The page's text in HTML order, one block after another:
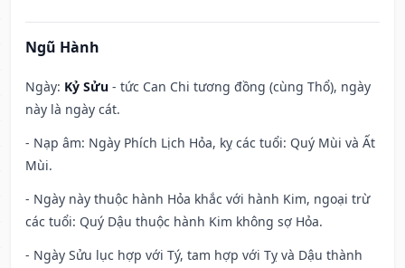
Ngũ Hành
Ngày: Kỷ Sửu - tức Can Chi tương đồng (cùng Thổ), ngày
này là ngày cát.
- Nạp âm: Ngày Phích Lịch Hỏa, kỵ các tuổi: Quý Mùi và Ất
Mùi.
- Ngày này thuộc hành Hỏa khắc với hành Kim, ngoại trừ
các tuổi: Quý Dậu thuộc hành Kim không sợ Hỏa.
- Ngày Sửu lục hợp với Tý, tam hợp với Tỵ và Dậu thành